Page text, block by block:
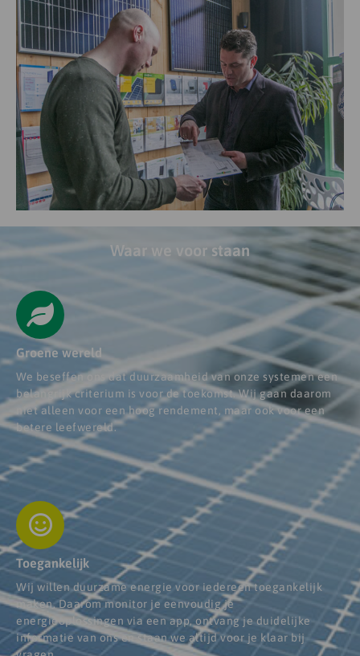
Waar we voor staan
Groene wereld
We beseffen ons dat duurzaamheid van onze systemen een
belangrijk criterium is voor de toekomst. Wij gaan daarom
niet alleen voor een hoog rendement, maar ook voor een
betere leefwereld.
Toegankelijk
Wij willen duurzame energie voor iedereen toegankelijk
maken. Daarom monitor je eenvoudig je
energieoplossingen via een app, ontvang je duidelijke
informatie van ons en staan we altijd voor je klaar bij